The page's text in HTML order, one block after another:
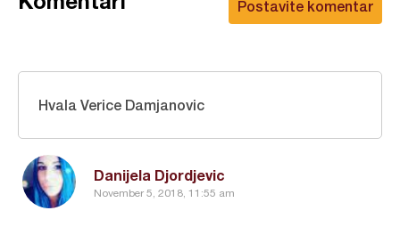
Postavite komentar
Danijela Djordjevic
November 5, 2018, 11:55 am
Hvala Verice Damjanovic